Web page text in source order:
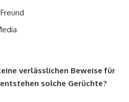
verlässlichen Beweise für
solche Gerüchte?